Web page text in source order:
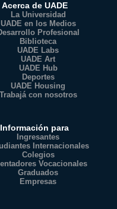
Acerca de UADE
La Universidad
UADE en los Medios
Profesional
Biblioteca
UADE Labs
UADE Art
UADE Hub
Deportes
UADE Housing
Trabajá con nosotros
Información para
Ingresantes
Internacionales
Colegios
Vocacionales
Graduados
Empresas